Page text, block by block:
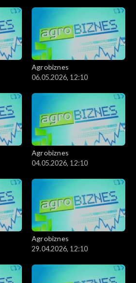
Agrobiznes
06.05.2026, 12:10
Agrobiznes
04.05.2026, 12:10
Agrobiznes
29.04.2026, 12:10